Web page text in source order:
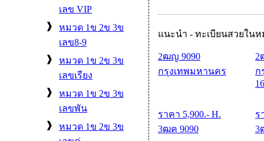
เลข VIP
❱
หมวด 1ข 2ข 3ข
เลข8-9
❱
หมวด 1ข 2ข 3ข
เลขเรียง
❱
หมวด 1ข 2ข 3ข
เลขพัน
❱
หมวด 1ข 2ข 3ข
แนะนำ - ทะเบียนสวยใน
2ฒญ 9090
กรุงเทพมหานคร
ราคา 5,900.- H.
2
ก
16
ร
3ฒค 9090
3